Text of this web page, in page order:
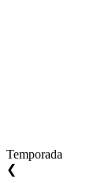
Temporada
❮